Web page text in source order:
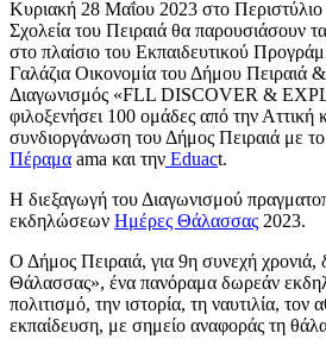
Κυριακή 28 Μαΐου 2023 στο
Σχολεία του Πειραιά θα παρουσιάσουν
στο πλαίσιο του Εκπαιδευτικού
Γαλάζια Οικονομία του Δήμου Πειραιά &
Διαγωνισμός «FLL DISCOVER &
φιλοξενήσει 100 ομάδες από την Αττική
συνδιοργάνωση του Δήμος Πειραιά με
Πέραμα ama και την Eduact.
Η διεξαγωγή του Διαγωνισμού
εκδηλώσεων Ημέρες Θάλασσας 2023.
Ο Δήμος Πειραιά, για 9η συνεχή χρονιά,
Θάλασσας», ένα πανόραμα δωρεάν
πολιτισμό, την ιστορία, τη ναυτιλία, τον
εκπαίδευση, με σημείο αναφοράς τη